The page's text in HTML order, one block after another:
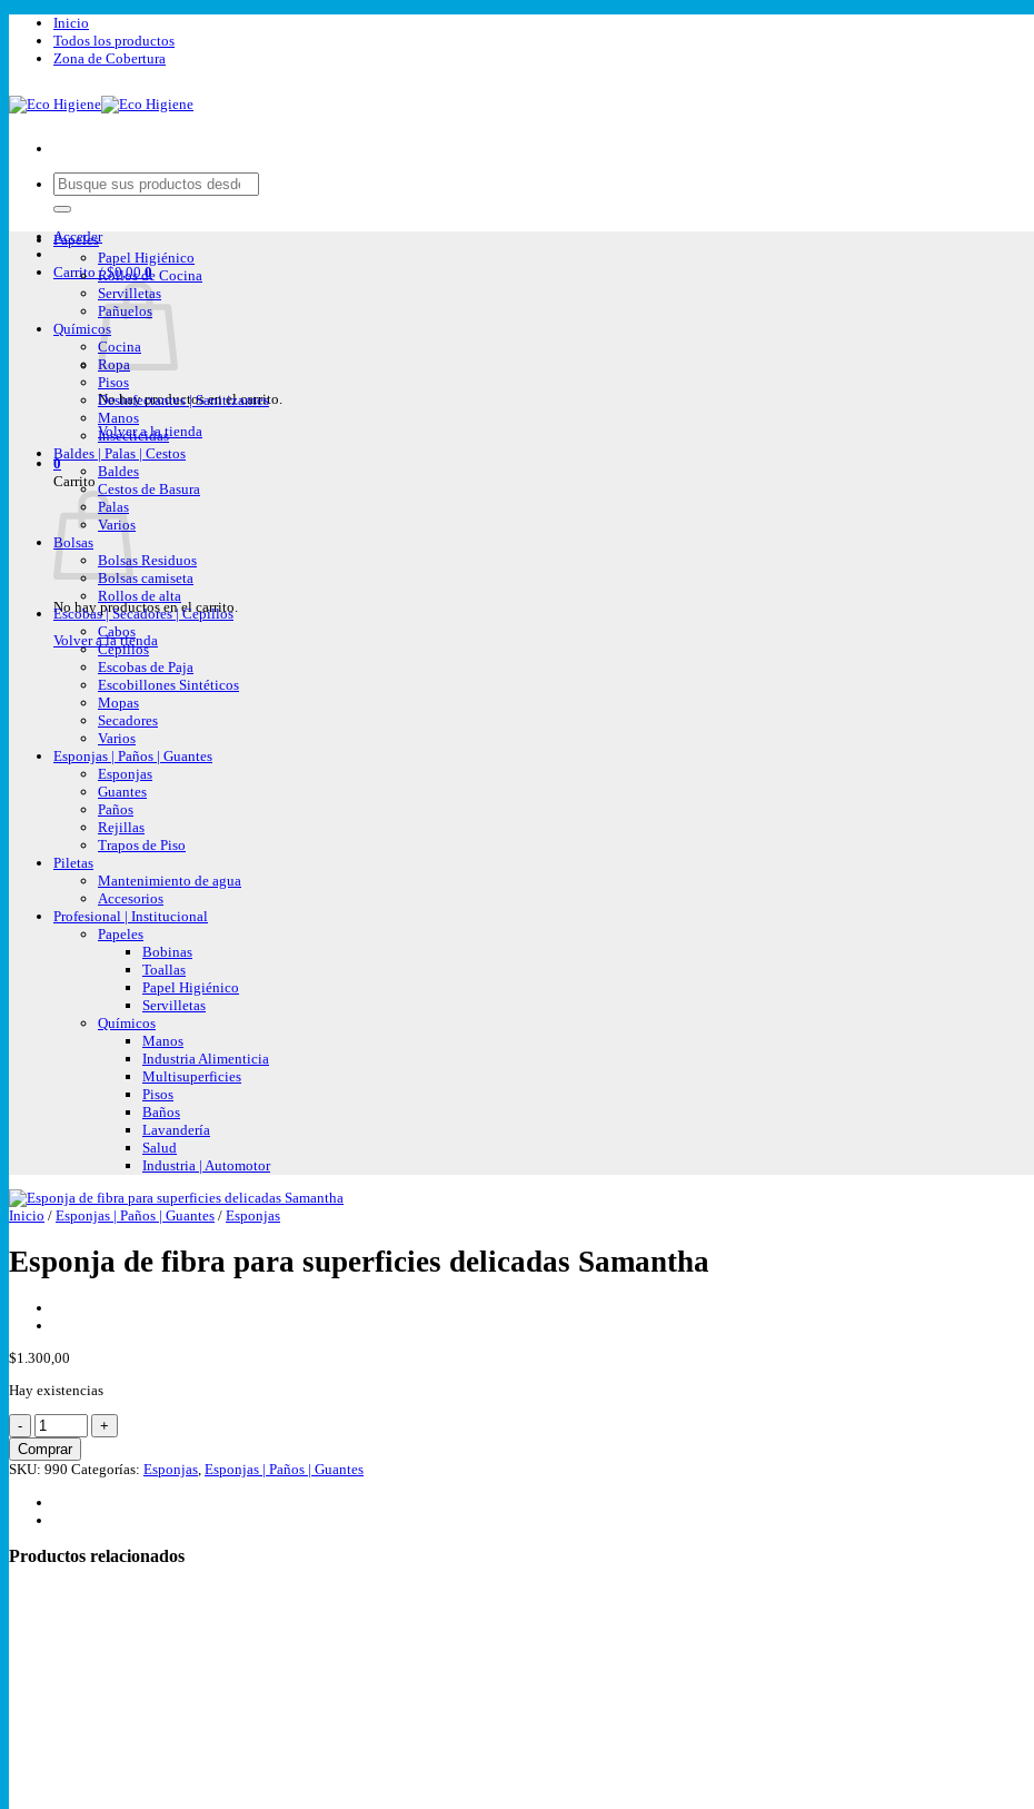
Saltar
contenido
Inicio
Todos los productos
Zona de Cobertura
Buscar
por:
Acceder
Carrito /$0,00 0
No hay productos en el carrito.
Volver a la tienda
0
Carrito
No hay productos en el carrito.
Volver a la tienda
Papeles
Papel Higiénico
Rollos de Cocina
Servilletas
Pañuelos
Químicos
Cocina
Ropa
Pisos
Desinfectantes | Sanitizantes
Manos
Insecticidas
Baldes | Palas | Cestos
Baldes
Cestos de Basura
Palas
Varios
Bolsas
Bolsas Residuos
Bolsas camiseta
Rollos de alta
Escobas | Secadores | Cepillos
Cabos
Cepillos
Escobas de Paja
Escobillones Sintéticos
Mopas
Secadores
Varios
Esponjas | Paños | Guantes
Esponjas
Guantes
Paños
Rejillas
Trapos de Piso
Piletas
Mantenimiento de agua
Accesorios
Profesional | Institucional
Papeles
Bobinas
Toallas
Papel Higiénico
Servilletas
Químicos
Manos
Industria Alimenticia
Multisuperficies
Pisos
Baños
Lavandería
Salud
Industria | Automotor
Inicio / Esponjas | Paños | Guantes / Esponjas
Esponja de fibra para superficies delicadas Samantha
$1.300,00
Hay existencias
Esponja
de
fibra
para
delicadas
Samantha
cantidad
Comprar
SKU: 990 Categorías: Esponjas, Esponjas | Paños | Guantes
Productos relacionados